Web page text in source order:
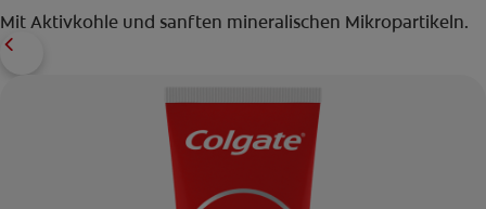
Mit Aktivkohle und sanften mineralischen Mikropartikeln.